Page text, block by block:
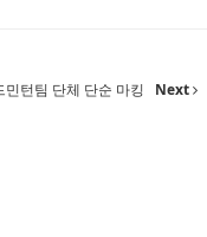
턴팀 단체 단순 마킹
Next